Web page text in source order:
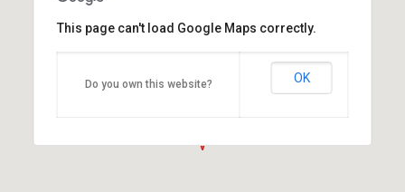
This page can't load Google Maps correctly.
Do you own this website? OK